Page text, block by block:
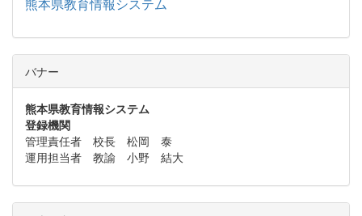
バナー
熊本県教育情報システム
登録機関
管理責任者 校長 松岡 泰
運用担当者 教諭 小野 結大